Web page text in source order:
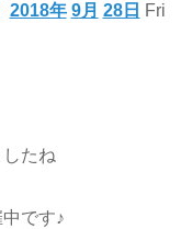
2018年 9月 28日 Fri
たね
です♪